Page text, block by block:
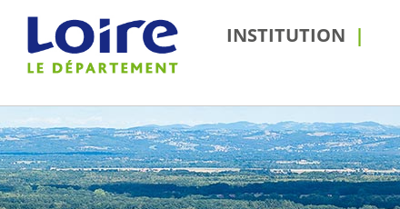
INSTITUTION